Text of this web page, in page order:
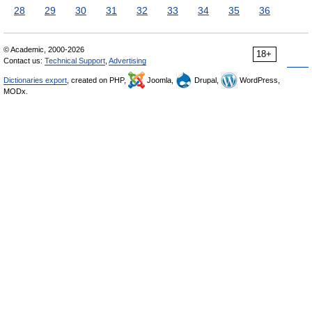
28
29 30 31 32 33 34 35 36
18+
© Academic, 2000-2026
Contact us: Technical Support Advertising
Dictionaries export , created on PHP, Joomla, Drupal,
WordPress,
MODx.